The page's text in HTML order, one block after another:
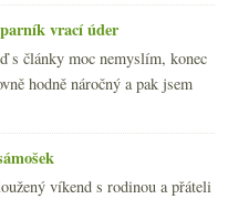
vrací úder
s články moc nemyslím, konec
hodně náročný a pak jsem
víkend s rodinou a přáteli